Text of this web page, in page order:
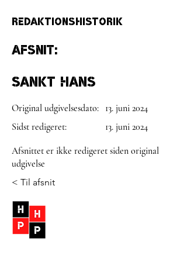
Redaktionshistorik
Afsnit:
Sankt Hans
Original udgivelsesdato: 13. juni 2024
Sidst redigeret:
13. juni 2024
Afsnittet er ikke redigeret siden original
udgivelse
< Til afsnit